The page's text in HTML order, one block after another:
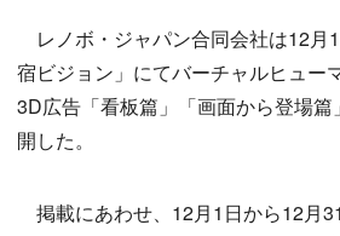
レノボ・ジャパン合同会社は12月
宿ビジョン」にてバーチャルヒュー
3D広告「看板篇」「画面から登場
開した。
掲載にあわせ、12月1日から12月